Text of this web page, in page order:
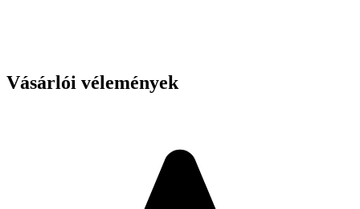
Vásárlói vélemények